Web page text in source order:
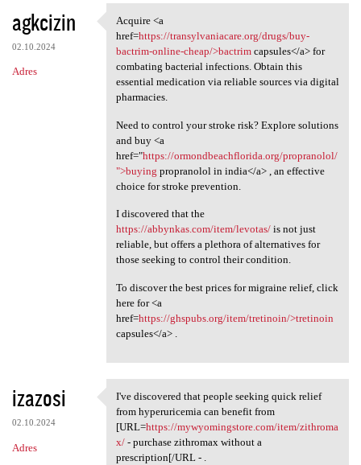
agkcizin
02.10.2024
Adres
Acquire <a href=https:/
Acquire <a
href=https://transylvaniacare.org/drugs/buy-
bactrim-online-cheap/>bactrimcapsules</a> for
combating bacterial infections. Obtain this
essential medication via reliable sources via digital
pharmacies.
Need to control your stroke risk? Explore solutions
and buy <a
href="https://ormondbeachflorida.org/propranolol/
">buying propranolol in india</a> , an effective
choice for stroke prevention.
I discovered that the
https://abbynkas.com/item/levotas/is not just
reliable, but offers a plethora of alternatives for
those seeking to control their condition.
To discover the best prices for migraine relief, click
here for <a
href=https://ghspubs.org/item/tretinoin/>tretinoin
capsules</a> .
izazosi
02.10.2024
Adres
I've discovered that people
I've discovered that people seeking quick relief
from hyperuricemia can benefit from
[URL=https://mywyomingstore.com/item/zithroma
x/- purchase zithromax without a
prescription[/URL - .